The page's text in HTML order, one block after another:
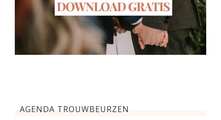
AGENDA TROUWBEURZEN